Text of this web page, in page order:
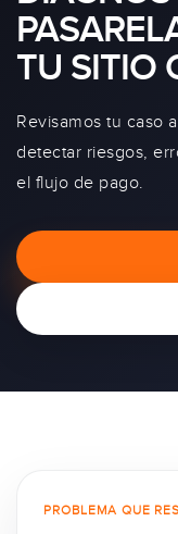
TU SITIO
Revisamos tu caso
detectar riesgos,
el flujo de pago.
PROBLEMA QUE